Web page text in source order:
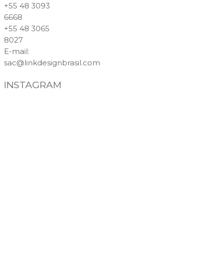
+55 48 3093
6668
+55 48 3065
8027
E-mail:
sac@linkdesignbrasil.com
INSTAGRAM